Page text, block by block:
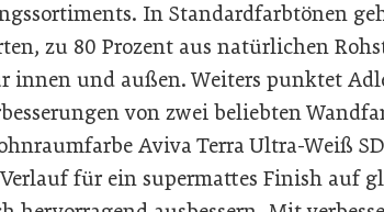
In Standardfarbtönen
zu 80 Prozent aus natürlichen
innen und außen. Weiters punktet
von zwei beliebten
Aviva Terra Ultra-Weiß
für ein supermattes Finish auf